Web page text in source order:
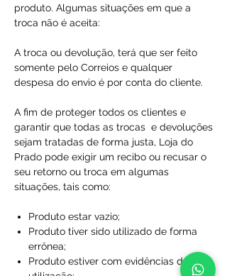
produto. Algumas situações em que a
troca não é aceita:
A troca ou devolução, terá que ser feito
somente pelo Correios e qualquer
despesa do envio é por conta do cliente.
A fim de proteger todos os clientes e
garantir que todas as trocas e devoluções
sejam tratadas de forma justa, Loja do
Prado pode exigir um recibo ou recusar o
seu retorno ou troca em algumas
situações, tais como:
Produto estar vazio;
Produto tiver sido utilizado de forma
errônea;
Produto estiver com evidências de